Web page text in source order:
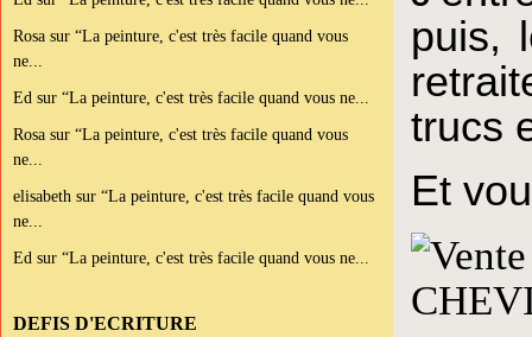
Rosa sur “La peinture, c'est très facile quand vous
ne...
Ed sur “La peinture, c'est très facile quand vous ne...
Rosa sur “La peinture, c'est très facile quand vous
ne...
elisabeth sur “La peinture, c'est très facile quand vous
ne...
Ed sur “La peinture, c'est très facile quand vous ne...
DEFIS D'ECRITURE
puis,
trucs
Et